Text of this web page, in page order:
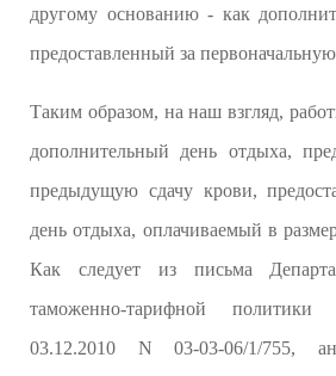
другому основанию - как
предоставленный за
Таким образом, на наш взгляд,
дополнительный день отдыха,
предыдущую сдачу крови,
день отдыха, оплачиваемый в
Как следует из письма
таможенно-тарифной
03.12.2010 N 03-03-06/1/755,